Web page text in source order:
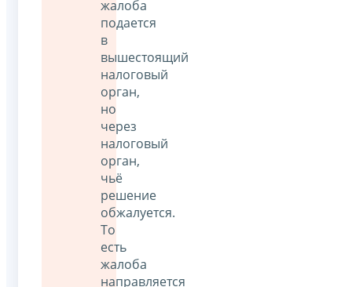
жалоба
подается
в
вышестоящий
налоговый
орган,
но
через
налоговый
орган,
чьё
решение
обжалуется.
То
есть
жалоба
направляется